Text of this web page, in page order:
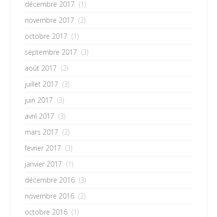
décembre 2017 (1)
novembre 2017 (2)
octobre 2017 (1)
septembre 2017 (3)
août 2017 (2)
juillet 2017 (3)
juin 2017 (3)
avril 2017 (3)
mars 2017 (2)
février 2017 (3)
janvier 2017 (1)
décembre 2016 (3)
novembre 2016 (2)
octobre 2016 (1)